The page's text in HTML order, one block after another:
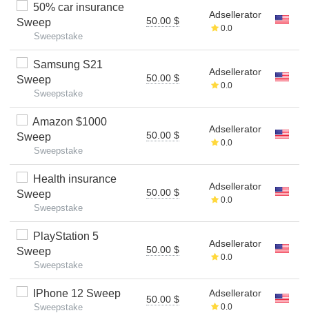
50% car insurance
Sweep
Sweepstake
50.00 $
Adsellerator
0.0
Samsung S21
Sweep
Sweepstake
50.00 $
Adsellerator
0.0
Amazon $1000
Sweep
Sweepstake
50.00 $
Adsellerator
0.0
Health insurance
Sweep
Sweepstake
50.00 $
Adsellerator
0.0
PlayStation 5
Sweep
Sweepstake
50.00 $
Adsellerator
0.0
IPhone 12 Sweep
Sweepstake
50.00 $
Adsellerator
0.0